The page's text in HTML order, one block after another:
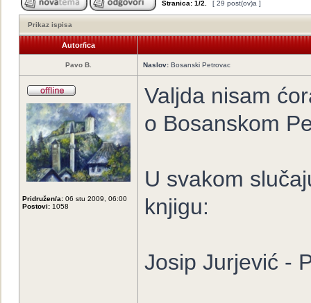
Stranica: 1/2 [ 29 post(ov)a ]
Prikaz ispisa
Autor/ica
Pavo B. Naslov: Bosanski Petrovac
Pridružen/a: 06 stu 2009, 06:00
Postovi: 1058
Valjda nisam
o Bosanskom
U svakom
knjigu:
Josip Jurjević -